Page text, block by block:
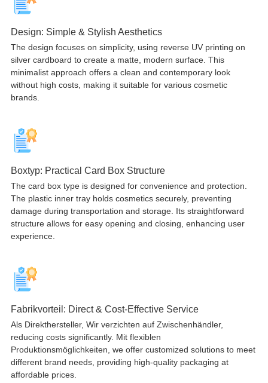
Design: Simple & Stylish Aesthetics
The design focuses on simplicity, using reverse UV printing on
silver cardboard to create a matte, modern surface. This
minimalist approach offers a clean and contemporary look
without high costs, making it suitable for various cosmetic
brands.
Boxtyp: Practical Card Box Structure
The card box type is designed for convenience and protection
The plastic inner tray holds cosmetics securely, preventing
damage during transportation and storage. Its straightforward
structure allows for easy opening and closing enhancing user
experience.
Fabrikvorteil: Direct & Cost-Effective Service
Als Direkthersteller, Wir verzichten auf Zwischenhändler,
reducing costs significantly. Mit flexiblen
Produktionsmöglichkeiten, we offer customized solutions to meet
different brand needs, providing high-quality packaging at
affordable prices.